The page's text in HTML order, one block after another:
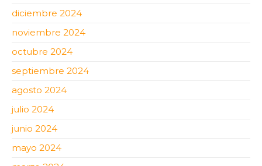
diciembre 2024
noviembre 2024
octubre 2024
septiembre 2024
agosto 2024
julio 2024
junio 2024
mayo 2024